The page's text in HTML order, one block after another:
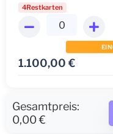
4Restkarten
1.100,00 €
Gesamtpreis:
0,00 €